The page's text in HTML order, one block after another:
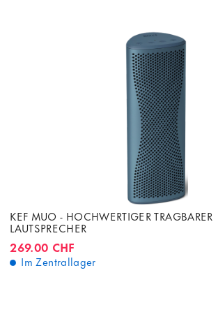
KEF MUO - HOCHWERTIGER TRAGBARER
LAUTSPRECHER
269.00 CHF
Im Zentrallager